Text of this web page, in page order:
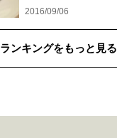
2016/09/06
ランキングをもっと見る